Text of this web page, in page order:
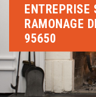
ENTREPRISE
RAMONAGE
95650